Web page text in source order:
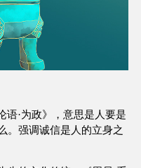
语·为政》，意思是人要是
。强调诚信是人的立身之